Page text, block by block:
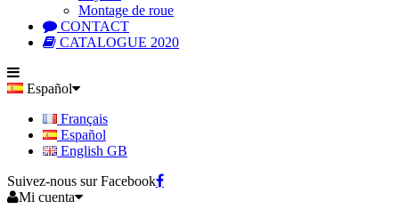
Montage de roue
CONTACT
CATALOGUE 2020
Español
Français
Español
English GB
Suivez-nous sur Facebook
Mi cuenta